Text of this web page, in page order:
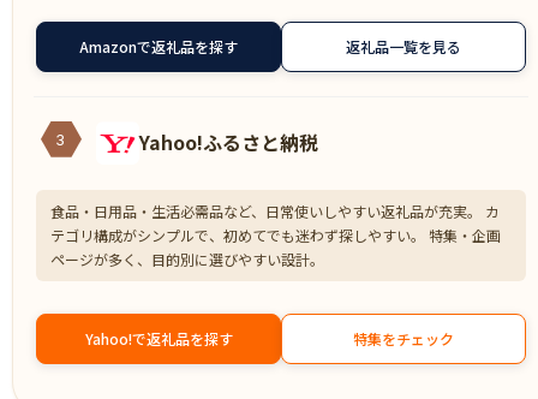
Amazonで返礼品を探す 返礼品一覧を見る
3 Yahoo!ふるさと納税
食品・日用品・生活必需品など、日常使いしやすい返礼品が充実。 カ
テゴリ構成がシンプルで、初めてでも迷わず探しやすい。 特集・企画
ページが多く、目的別に選びやすい設計。
Yahoo!で返礼品を探す 特集をチェック